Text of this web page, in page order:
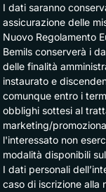
I dati saranno
assicurazione delle
Nuovo Regolamento
Bemils conserverà i
delle finalità
instaurato e
comunque entro i
obblighi sottesi al
marketing/
l'interessato non
modalità disponibili
I dati personali
caso di iscrizione alla